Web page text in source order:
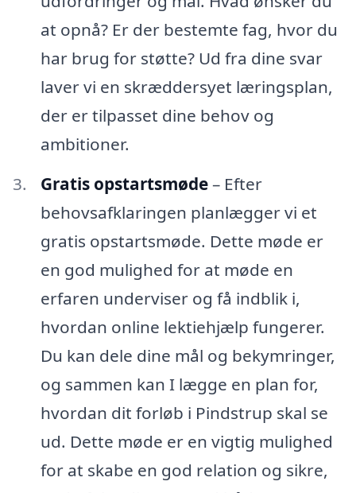
at opnå? Er der bestemte fag, hvor du
har brug for støtte? Ud fra dine svar
laver vi en skræddersyet læringsplan,
der er tilpasset dine behov og
ambitioner.
Gratis opstartsmøde– Efter
behovsafklaringen planlægger vi et
gratis opstartsmøde. Dette møde er
en god mulighed for at møde en
erfaren underviser og få indblik i,
hvordan online lektiehjælp fungerer.
Du kan dele dine mål og bekymringer,
og sammen kan I lægge en plan for,
hvordan dit forløb i Pindstrup skal se
ud. Dette møde er en vigtig mulighed
for at skabe en god relation og sikre,